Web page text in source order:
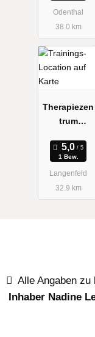
Odenthal
38.0 km
Therapiezen
trum
Göddertz
1 Bew.
Langenfeld
32.9 km
Alle Angaben zu
Inhaber Nadine